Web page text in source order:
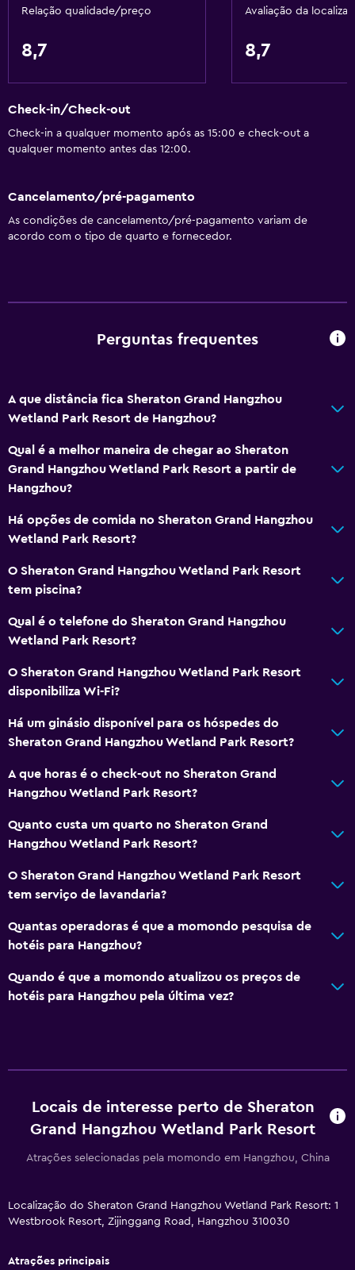
Caixa multibanco
Centro de negócios
Instalações para reuniões/banquetes
Acesso com cartão
Check-out expresso
Receção 24 horas
Serviços básicos
Extintor
Artigos de higiene grátis
Detetores de fumo
Ar-condicionado
Wi-Fi gratuito
Roupa de cama
Toalhas
Champô
Sabonete
Caixotes do lixo
Amaciador
Casa de banho
Secador de cabelo
Roupão de banho
WC privativo
Chuveiro
Sanita adicional
Banheira
Vaso sanitário
Escova de dentes
Duche ao nível do chão
Restaurante
Fervedor para chá/café
Refrigerador
Relação qualidade/preço
8,7
Avaliação da
8,7
Check-in/Check-out
Check-in a qualquer momento após as 15:00 e check-out a
qualquer momento antes das 12:00.
Cancelamento/pré-pagamento
As condições de cancelamento/pré-pagamento variam de
acordo com o tipo de quarto e fornecedor.
Perguntas frequentes
A que distância fica Sheraton Grand Hangzhou
Wetland Park Resort de Hangzhou?
Qual é a melhor maneira de chegar ao Sheraton
Grand Hangzhou Wetland Park Resort a partir de
Hangzhou?
Há opções de comida no Sheraton Grand Hangzhou
Wetland Park Resort?
O Sheraton Grand Hangzhou Wetland Park Resort
tem piscina?
Qual é o telefone do Sheraton Grand Hangzhou
Wetland Park Resort?
O Sheraton Grand Hangzhou Wetland Park Resort
disponibiliza Wi-Fi?
Há um ginásio disponível para os hóspedes do
Sheraton Grand Hangzhou Wetland Park Resort?
A que horas é o check-out no Sheraton Grand
Hangzhou Wetland Park Resort?
Quanto custa um quarto no Sheraton Grand
Hangzhou Wetland Park Resort?
O Sheraton Grand Hangzhou Wetland Park Resort
tem serviço de lavandaria?
Quantas operadoras é que a momondo pesquisa de
hotéis para Hangzhou?
Quando é que a momondo atualizou os preços de
hotéis para Hangzhou pela última vez?
Locais de interesse perto de Sheraton
Grand Hangzhou Wetland Park Resort
Atrações selecionadas pela momondo em Hangzhou, China
Localização do Sheraton Grand Hangzhou Wetland Park Resort: 1
Westbrook Resort, Zijinggang Road, Hangzhou 310030
Atrações principais